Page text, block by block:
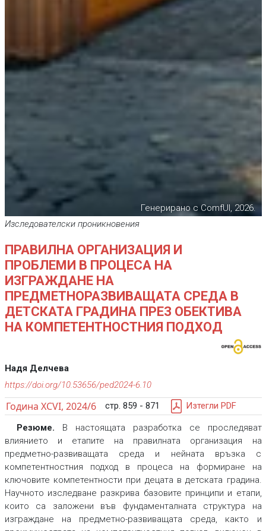
Генерирано с ComfUI, 2026.
Изследователски проникновения
ПРАВИЛНА ОРГАНИЗАЦИЯ И
ПРОБЛЕМИ В ПРОЦЕСА НА
ИЗГРАЖДАНЕ НА
ПРЕДМЕТНОРАЗВИВАЩАТА СРЕДА В
ДЕТСКАТА ГРАДИНА ПРЕЗ ОБЕКТИВА
НА КОМПЕТЕНТНОСТНИЯ ПОДХОД
Надя Делчева
https://doi.org/10.53656/ped2024-6.10
Година XCVI, 2024/6 стр. 859 - 871 Изтегли PDF
Резюме. В настоящата разработка се проследяват
влиянието и етапите на правилната организация на
предметно-развиващата среда и нейната връзка с
компетентностния подход в процеса на формиране на
ключовите компетентности при децата в детската градина.
Научното изследване разкрива базовите принципи и етапи,
които са заложени във фундаменталната структура на
изграждане на предметно-развиващата среда, както и